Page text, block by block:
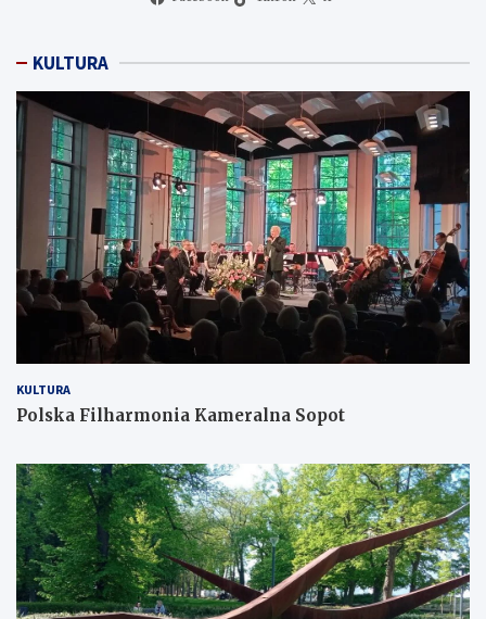
KULTURA
KULTURA
Polska Filharmonia Kameralna Sopot